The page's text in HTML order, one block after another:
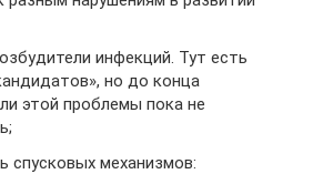
инфекций. Тут есть
но до конца
этой проблемы пока не
спусковых механизмов: